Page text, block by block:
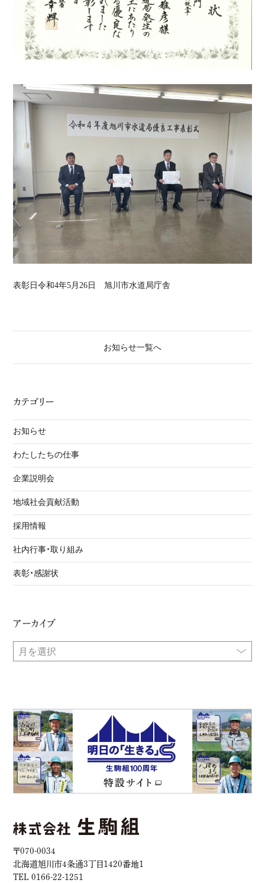
表彰日令和4年5月26日 旭川市水道局庁舎
お知らせ一覧へ
カテゴリー
お知らせ
わたしたちの仕事
企業説明会
地域社会貢献活動
採用情報
社内行事・取り組み
表彰・感謝状
アーカイブ
〒070-0034
北海道旭川市4条通3丁目1420番地1
TEL 0166-22-1251